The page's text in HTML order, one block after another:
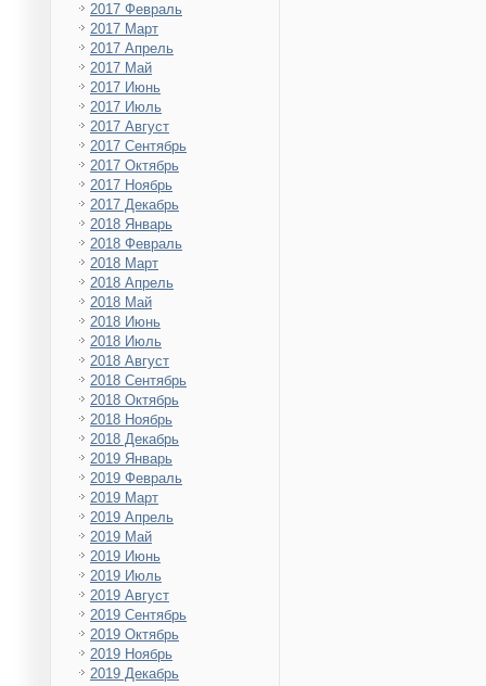
2017 Февраль
2017 Март
2017 Апрель
2017 Май
2017 Июнь
2017 Июль
2017 Август
2017 Сентябрь
2017 Октябрь
2017 Ноябрь
2017 Декабрь
2018 Январь
2018 Февраль
2018 Март
2018 Апрель
2018 Май
2018 Июнь
2018 Июль
2018 Август
2018 Сентябрь
2018 Октябрь
2018 Ноябрь
2018 Декабрь
2019 Январь
2019 Февраль
2019 Март
2019 Апрель
2019 Май
2019 Июнь
2019 Июль
2019 Август
2019 Сентябрь
2019 Октябрь
2019 Ноябрь
2019 Декабрь